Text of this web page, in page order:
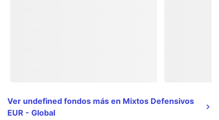
Ver undefined fondos más en Mixtos Defensivos
EUR - Global